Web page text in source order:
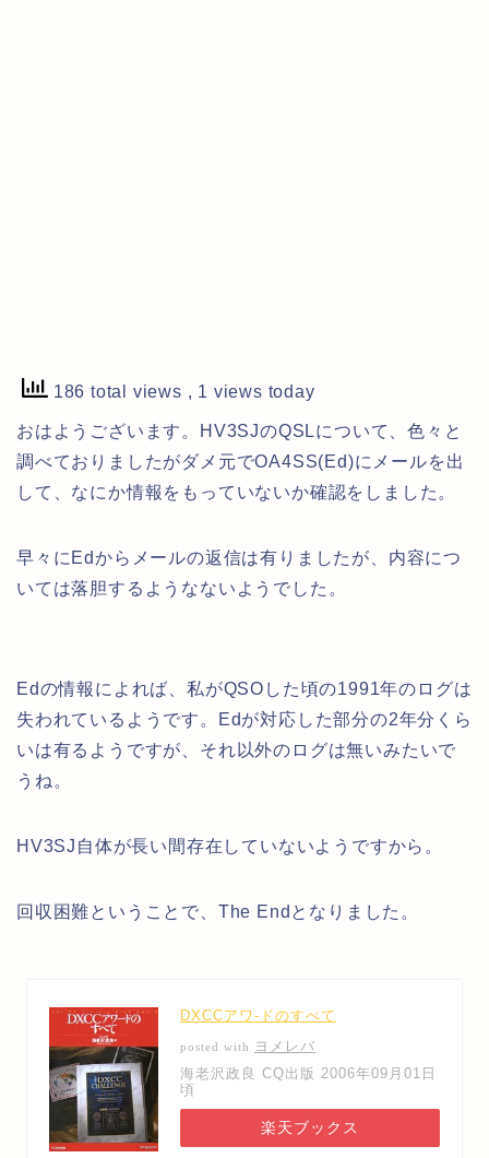
186 total views , 1 views today
おはようございます。HV3SJのQSLについて、色々と
調べておりましたがダメ元でOA4SS(Ed)にメールを出
して、なにか情報をもっていないか確認をしました。
早々にEdからメールの返信は有りましたが、内容につ
いては落胆するようなないようでした。
Edの情報によれば、私がQSOした頃の1991年のログは
失われているようです。Edが対応した部分の2年分くら
いは有るようですが、それ以外のログは無いみたいで
うね。
HV3SJ自体が長い間存在していないようですから。
回収困難ということで、The Endとなりました。
DXCCアワ-ドのすべて
posted with
ヨメレバ
海老沢政良 CQ出版 2006年09月01日
頃
楽天ブックス